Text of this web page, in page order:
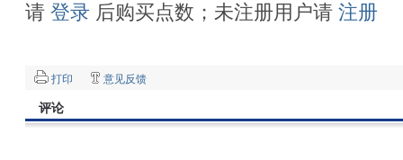
请 登录 后购买点数；未注册用户请 注册
打印 意见反馈
评论